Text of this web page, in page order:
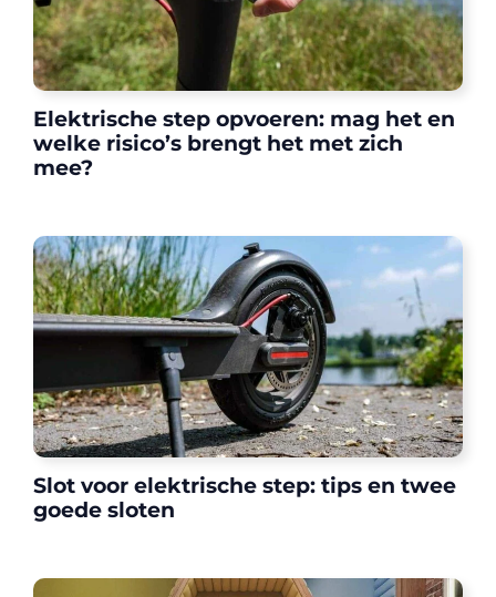
Elektrische step opvoeren: mag het en
welke risico’s brengt het met zich
mee?
Slot voor elektrische step: tips en twee
goede sloten